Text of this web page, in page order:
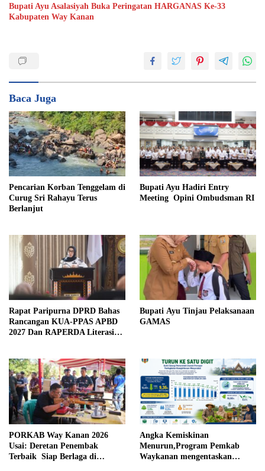
Bupati Ayu Asalasiyah Buka Peringatan HARGANAS Ke-33
Kabupaten Way Kanan
Baca Juga
Pencarian Korban Tenggelam di
Curug Sri Rahayu Terus
Berlanjut
Bupati Ayu Hadiri Entry
Meeting Opini Ombudsman RI
Rapat Paripurna DPRD Bahas
Rancangan KUA-PPAS APBD
2027 Dan RAPERDA Literasi
Bupati Ayu Tinjau Pelaksanaan
GAMAS
PORKAB Way Kanan 2026
Usai: Deretan Penembak
Terbaik Siap Berlaga di
Angka Kemiskinan
Menurun,Program Pemkab
Waykanan mengentaskan